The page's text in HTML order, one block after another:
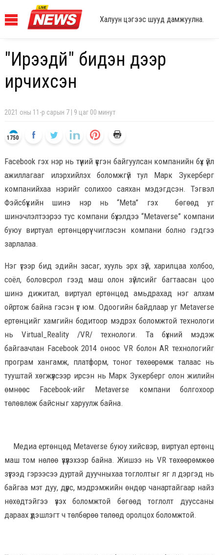
Халуун цэгээс шууд дамжуулна.
"Ирээдүй" бидэн дээр
ирчихсэн үү
2021 оны 11-р сарын 7 | 9 цаг 00 минут
1750
Facebook гэх нэр нь түүний үүсгэн байгуулсан компанийн бүх үйл
ажиллагааг илэрхийлэх боломжгүй тул Марк Зукерберг
компанийхаа нэрийг солихоо саяхан мэдэгдсэн. Тэгвэл
Фэйсбүүкийн шинэ нэр нь “Meta” гэх бөгөөд уг
шинэчлэлтээрээ тус компани бүхэлдээ “Metaverse” компани
буюу виртуал ертөнцөрүү чиглэсэн компани болно гэдгээ
зарлалаа.
Нэг үгээр бид эдийн засаг, хууль эрх зүй, харилцаа холбоо,
соёл, боловсрол гээд маш олон зүйлсийг багтаасан цоо
шинэ дижитал, виртуал ертөнцөд амьдрахад нэг алхам
ойртож байна гэсэн үг юм. Одоогийн байдлаар уг Metaverse
ертөнцийг хамгийн бодитоор мэдрэх боломжтой технологи
нь Virtual_Reality /VR/ технологи. Та бүхний мэдэж
байгаачлан Facebook 2014 оноос VR болон AR технологийг
програм хангамж, платформ, тоног төхөөрөмж талаас нь
тууштай хөгжүүлсээр ирсэн нь Марк Зукерберг олон жилийн
өмнөөс Facebook-ийг Metaverse компани болгохоор
төлөвлөж байсныг харуулж байна.
Медиа ертөнцөд Metaverse буюу хийсвэр, виртуал ертөнц
маш том нөлөө үзүүлэхээр байна. Жишээ нь VR төхөөрөмжөө
зүүгээд гэрээсээ дуртай дуучныхаа тоглолтыг яг л дэргэд нь
байгаа мэт дуу, дүрс, мэдрэмжийн өндөр чанартайгаар найз
нөхөдтэйгээ үзэх боломжтой бөгөөд тоглолт дууссаны
дараах үдэшлэгт ч төлбөрөө төлөөд оролцох боломжтой.